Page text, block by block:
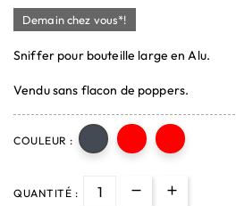
Demain chez vous*!
Sniffer pour bouteille large en Alu.
Vendu sans flacon de poppers.
COULEUR :
QUANTITÉ :